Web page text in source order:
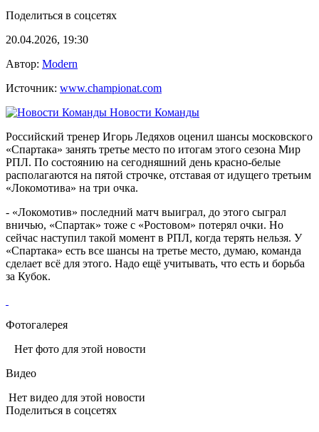
Поделиться в соцсетях
20.04.2026, 19:30
Автор: Modern
Источник: www.championat.com
Новости Команды
Российский тренер Игорь Ледяхов оценил шансы московского
«Спартака» занять третье место по итогам этого сезона Мир
РПЛ. По состоянию на сегодняшний день красно-белые
располагаются на пятой строчке, отставая от идущего третьим
«Локомотива» на три очка.
- «Локомотив» последний матч выиграл, до этого сыграл
вничью, «Спартак» тоже с «Ростовом» потерял очки. Но
сейчас наступил такой момент в РПЛ, когда терять нельзя. У
«Спартака» есть все шансы на третье место, думаю, команда
сделает всё для этого. Надо ещё учитывать, что есть и борьба
за Кубок.
Фотогалерея
Нет фото для этой новости
Видео
Нет видео для этой новости
Поделиться в соцсетях